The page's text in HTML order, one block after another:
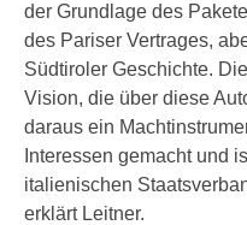
der Grundlage des
des Pariser Vertrages,
Südtiroler Geschichte.
Vision, die über diese
daraus ein
Interessen gemacht und
italienischen
erklärt Leitner.